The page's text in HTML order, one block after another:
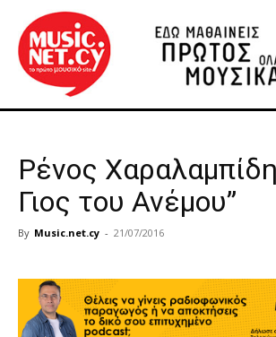
Ρένος
Γιος του Ανέμου”
By Music.net.cy - 21/07/2016